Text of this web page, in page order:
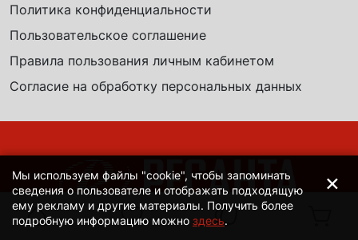
Политика конфиденциальности
Пользовательское соглашение
Правила пользования личным кабинетом
Согласие на обработку персональных данных
Мы используем файлы "cookie", чтобы запоминать
сведения о пользователе и отображать подходящую
ему рекламу и другие материалы. Получить более
подробную информацию можно здесь.
×